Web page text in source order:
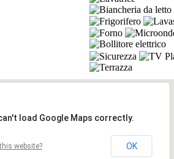
load Google Maps correctly.
website? OK